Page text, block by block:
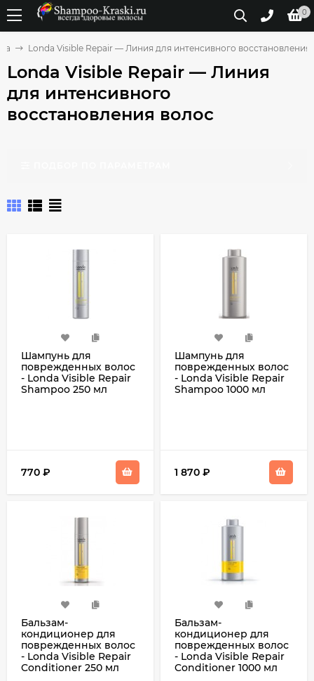
0
Londa Visible Repair — Линия для интенсивного восстановления
Londa Visible Repair — Линия
для интенсивного
восстановления волос
Шампунь для
поврежденных волос
- Londa Visible Repair
Shampoo 250 мл
770 ₽
Шампунь для
поврежденных волос
- Londa Visible Repair
Shampoo 1000 мл
1 870 ₽
Бальзам-
кондиционер для
поврежденных волос
- Londa Visible Repair
Conditioner 250 мл
Бальзам-
кондиционер для
поврежденных волос
- Londa Visible Repair
Conditioner 1000 мл